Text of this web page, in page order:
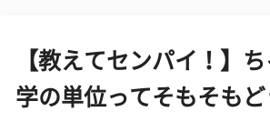
【教えてセンパイ！】
学の単位ってそもそも